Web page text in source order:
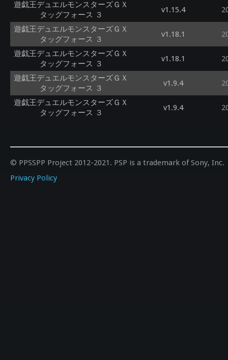
遊戯王デュエルモンスターズＧＸ
タッグフォース ３
v1.15.4
遊戯王デュエルモンスターズＧＸ
タッグフォース ３
v1.18.1
遊戯王デュエルモンスターズＧＸ
タッグフォース ３
v1.18.1
遊戯王デュエルモンスターズＧＸ
タッグフォース ３
v1.9.4
遊戯王デュエルモンスターズＧＸ
タッグフォース ３
v1.9.4
© PPSSPP Project 2012-2021. PSP is a trademark of Sony, Inc.
Privacy Policy